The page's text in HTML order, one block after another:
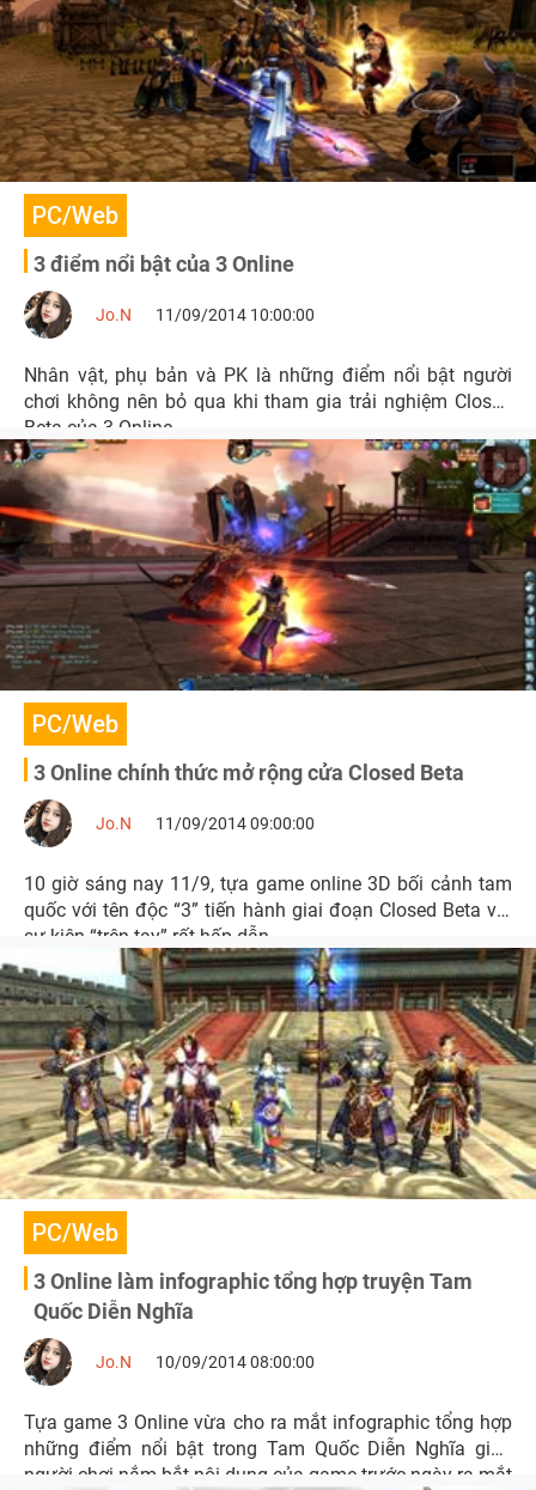
PC/Web
3 điểm nổi bật của 3 Online
Jo.N 11/09/2014 10:00:00
Nhân vật, phụ bản và PK là những điểm nổi bật người
chơi không nên bỏ qua khi tham gia trải nghiệm Closed
Beta của 3 Online.
PC/Web
3 Online chính thức mở rộng cửa Closed Beta
Jo.N 11/09/2014 09:00:00
10 giờ sáng nay 11/9, tựa game online 3D bối cảnh tam
quốc với tên độc “3” tiến hành giai đoạn Closed Beta với
sự kiện “trên tay” rất hấp dẫn.
PC/Web
3 Online làm infographic tổng hợp truyện Tam
Quốc Diễn Nghĩa
Jo.N 10/09/2014 08:00:00
Tựa game 3 Online vừa cho ra mắt infographic tổng hợp
những điểm nổi bật trong Tam Quốc Diễn Nghĩa giúp
người chơi nắm bắt nội dung của game trước ngày ra mắt